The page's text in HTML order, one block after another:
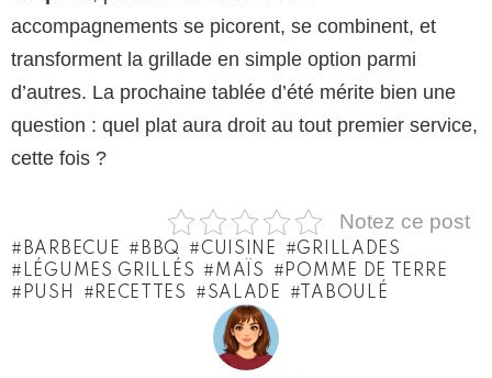
accompagnements se picorent, se combinent, et
transforment la grillade en simple option parmi
d’autres. La prochaine tablée d’été mérite bien une
question : quel plat aura droit au tout premier service,
cette fois ?
Notez ce post
BARBECUE BBQ CUISINE
GRILLADES
LÉGUMES GRILLÉS
MAÏS
POMME DE TERRE
PUSH
RECETTES SALADE TABOULÉ